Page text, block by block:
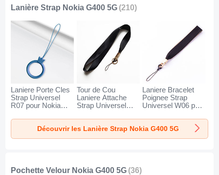
Lanière Strap Nokia G400 5G (210)
Laniere Porte Cles
Strap Universel
R07 pour Nokia
Tour de Cou
Laniere Attache
Strap Universel
G400 5G Noir
Laniere Bracelet
Poignee Strap
Universel W06 pour
Noir
Découvrir les Lanière Strap Nokia G400 5G
Pochette Velour Nokia G400 5G (36)